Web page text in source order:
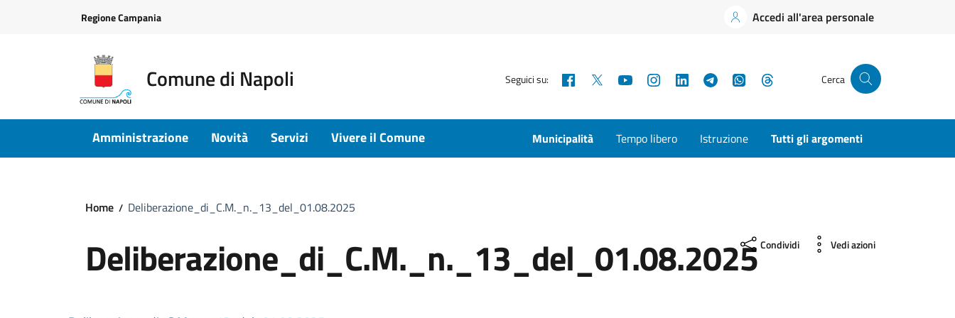
Regione Campania Accedi all'area personale
Comune di Napoli Seguici su: Facebook YouTubeInstagramLinkedInTelegramWhatsApp Cerca
Amministrazione Novità Servizi Vivere il Comune Municipalità Tempo libero Istruzione Tutti gli argomenti
Home Deliberazione_di_C.M._n._13_del_01.08.2025
Deliberazione_di_C.M._n._13_del_01.08.2025Condividi Vedi azioni